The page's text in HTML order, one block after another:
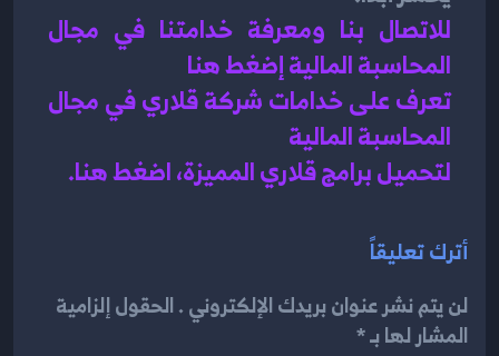
المحاسبة المالية إضغط هنا
المحاسبة المالية
لتحميل برامج قلاري المميزة، اضغط هنا.
أترك تعليقاً
لن يتم نشر عنوان بريدك الإلكتروني . الحقول إلزامية
المشار لها بـ *